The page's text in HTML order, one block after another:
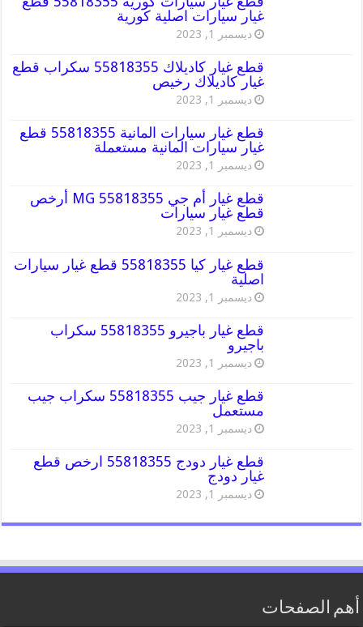
غيار سيارات اصلية كورية
ديسمبر 1, 2023
قطع غيار كاديلاك 55818355 سكراب قطع
غيار كاديلاك رخيص
ديسمبر 1, 2023
قطع غيار سيارات المانية 55818355 قطع
غيار سيارات المانية مستعملة
ديسمبر 1, 2023
قطع غيار أم جي MG 55818355 أرخص
قطع غيار سيارات
ديسمبر 1, 2023
قطع غيار كيا 55818355 قطع غيار سيارات
اصلية
ديسمبر 1, 2023
قطع غيار باجيرو 55818355 سكراب
باجيرو
ديسمبر 1, 2023
قطع غيار جيب 55818355 سكراب جيب
مستعمل
ديسمبر 1, 2023
قطع غيار دودج 55818355 ارخص قطع
غيار دودج
ديسمبر 1, 2023
أهم الصفحات